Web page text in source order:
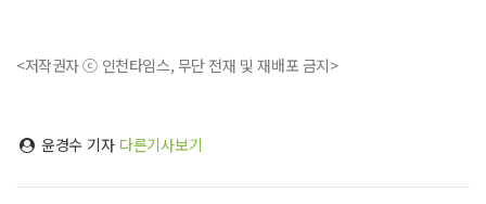
<저작권자 ⓒ 인천타임스, 무단 전재 및 재배포 금지>
윤경수 기자 다른기사보기